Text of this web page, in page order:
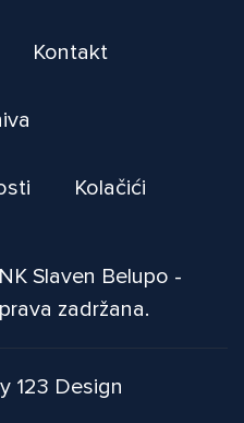
Kontakt
Kolačići
Slaven Belupo -
zadržana.
123 Design